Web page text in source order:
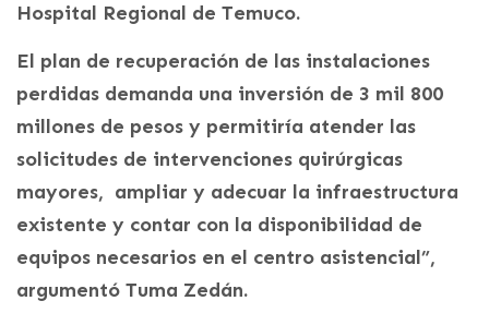
Hospital Regional de Temuco.
El plan de recuperación de las instalaciones
perdidas demanda una inversión de 3 mil 800
millones de pesos y permitiría atender las
solicitudes de intervenciones quirúrgicas
mayores, ampliar y adecuar la infraestructura
existente y contar con la disponibilidad de
equipos necesarios en el centro asistencial”,
argumentó Tuma Zedán.